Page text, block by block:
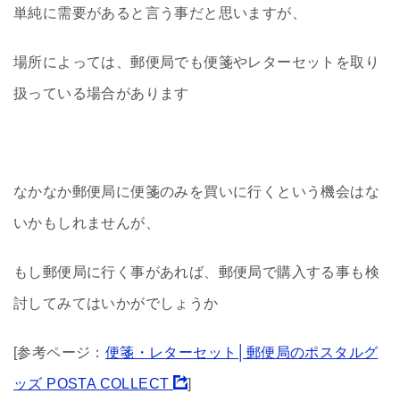
単純に需要があると言う事だと思いますが、
場所によっては、郵便局でも便箋やレターセットを取り
扱っている場合があります
なかなか郵便局に便箋のみを買いに行くという機会はな
いかもしれませんが、
もし郵便局に行く事があれば、郵便局で購入する事も検
討してみてはいかがでしょうか
[参考ページ： 便箋・レターセット│郵便局のポスタルグ
ッズ POSTA COLLECT ]